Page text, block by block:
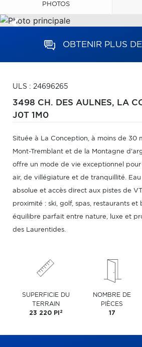
PHOTOS
OBTENIR PLUS
ULS : 24696265
3498 CH. DES AULNES, LA
J0T 1M0
Située à La Conception, à moins de 30
Mont-Tremblant et de la Montagne
offre un mode de vie exceptionnel
air, de villégiature et de tranquillité.
absolue et accès direct aux pistes de
proximité : ski, golf, spas, restaurants et
équilibre parfait entre nature, luxe et
des Laurentides.
SUPERFICIE DU
TERRAIN
23 220 PI 2
NOMBRE DE
PIÈCES
17